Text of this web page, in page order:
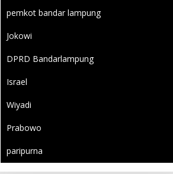
pemkot bandar lampung
Jokowi
DPRD Bandarlampung
Israel
Wiyadi
Prabowo
paripurna